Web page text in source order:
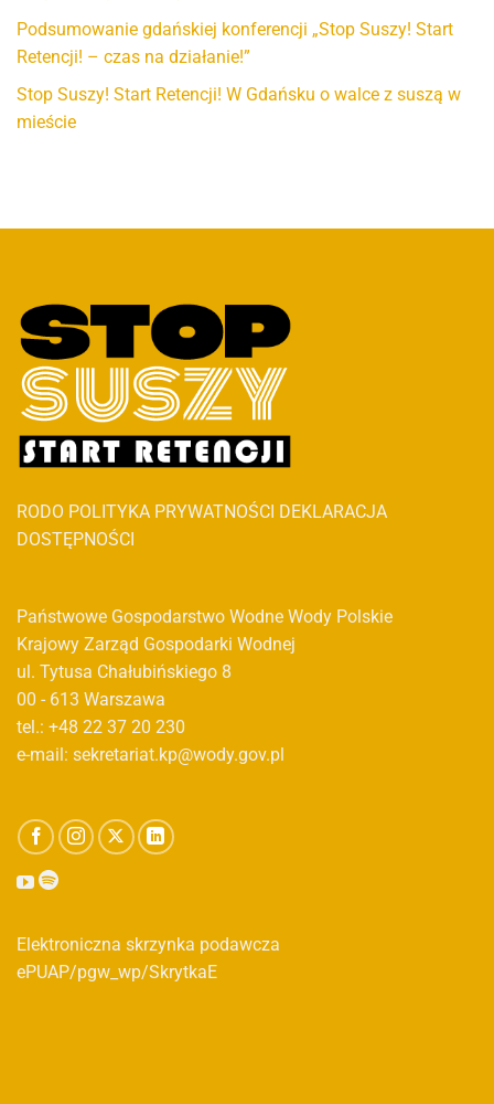
Podsumowanie gdańskiej konferencji „Stop Suszy! Start
Retencji! – czas na działanie!”
Stop Suszy! Start Retencji! W Gdańsku o walce z suszą w
mieście
RODO POLITYKA PRYWATNOŚCI DEKLARACJA
DOSTĘPNOŚCI
Państwowe Gospodarstwo Wodne Wody Polskie
Krajowy Zarząd Gospodarki Wodnej
ul. Tytusa Chałubińskiego 8
00 - 613 Warszawa
tel.: +48 22 37 20 230
e-mail: sekretariat.kp@wody.gov.pl
Elektroniczna skrzynka podawcza
ePUAP/pgw_wp/SkrytkaE